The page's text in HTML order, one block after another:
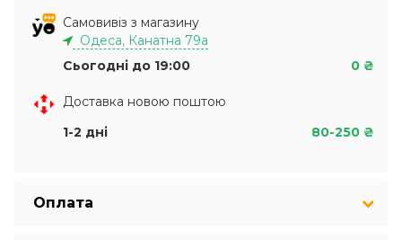
Самовивіз з магазину
Одеса, Канатна 79а
Сьогодні до 19:00
0 ₴
Доставка новою поштою
1-2 дні
80-250 ₴
Оплата